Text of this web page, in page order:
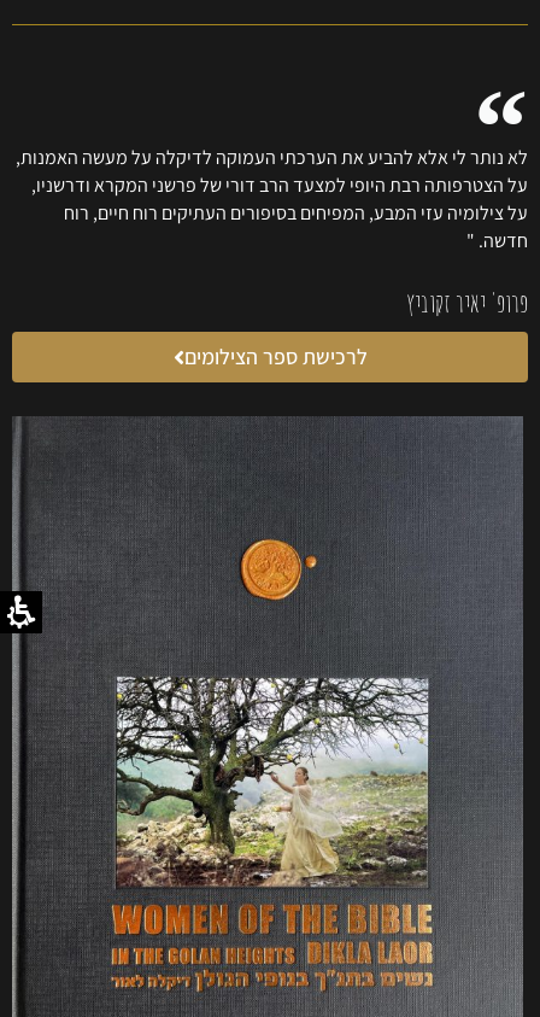
לא נותר לי אלא להביע את הערכתי העמוקה לדיקלה על מעשה האמנות,
על הצטרפותה רבת היופי למצעד הרב דורי של פרשני המקרא ודרשניו,
על צילומיה עזי המבע, המפיחים בסיפורים העתיקים רוח חיים, רוח
חדשה. "
פרופ' יאיר זקוביץ
לרכישת ספר הצילומים